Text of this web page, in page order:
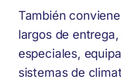
También
largos de
especiales,
sistemas de